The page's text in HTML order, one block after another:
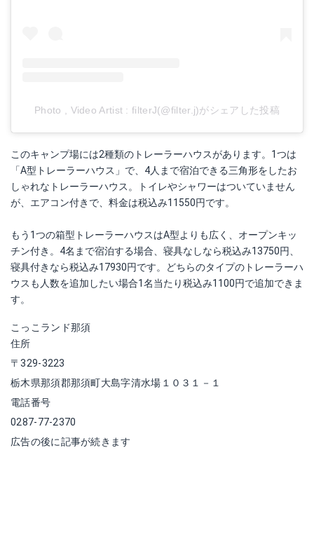
Photo , Video Artist : filterJ(@filter.j)がシェアした投稿
このキャンプ場には2種類のトレーラーハウスがあります。1つは
「A型トレーラーハウス」で、4人まで宿泊できる三角形をしたお
しゃれなトレーラーハウス。トイレやシャワーはついていません
が、エアコン付きで、料金は税込み11550円です。
もう1つの箱型トレーラーハウスはA型よりも広く、オープンキッ
チン付き。4名まで宿泊する場合、寝具なしなら税込み13750円、
寝具付きなら税込み17930円です。どちらのタイプのトレーラーハ
ウスも人数を追加したい場合1名当たり税込み1100円で追加できま
す。
こっこランド那須
住所
〒329-3223
栃木県那須郡那須町大島字清水場１０３１－１
電話番号
0287-77-2370
広告の後に記事が続きます